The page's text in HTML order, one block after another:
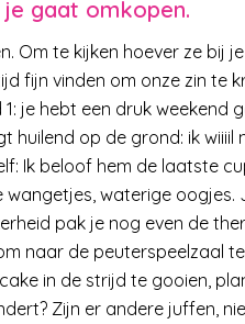
gaat omkopen.
Om te kijken hoever ze bij
fijn vinden om onze zin te
je hebt een druk weekend
huilend op de grond: ik
Ik beloof hem de laatste
wangetjes, waterige
pak je nog even de
naar de peuterspeelzaal
in de strijd te gooien,
Zijn er andere juffen,